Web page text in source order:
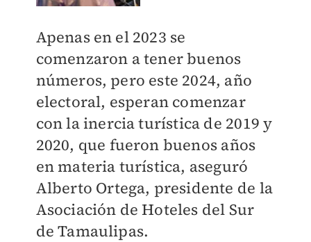
Apenas en el 2023 se
comenzaron a tener buenos
números, pero este 2024, año
electoral, esperan comenzar
con la inercia turística de 2019 y
2020, que fueron buenos años
en materia turística, aseguró
Alberto Ortega, presidente de la
Asociación de Hoteles del Sur
de Tamaulipas.